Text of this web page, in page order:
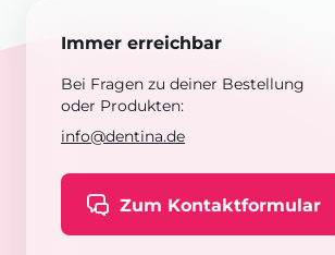
Immer erreichbar
Bei Fragen zu deiner Bestellung
oder Produkten:
info@dentina.de
Zum Kontaktformular